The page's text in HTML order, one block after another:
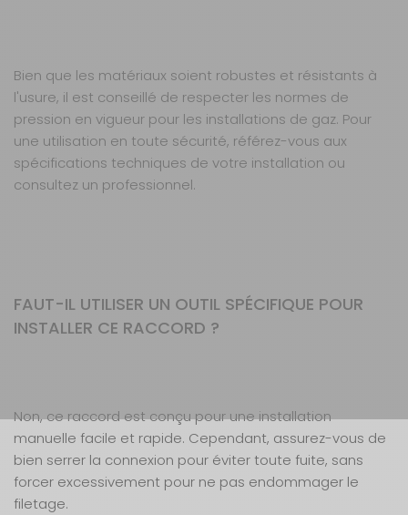
Bien que les matériaux soient robustes et résistants à
l'usure, il est conseillé de respecter les normes de
pression en vigueur pour les installations de gaz. Pour
une utilisation en toute sécurité, référez-vous aux
spécifications techniques de votre installation ou
consultez un professionnel.
FAUT-IL UTILISER UN OUTIL SPÉCIFIQUE POUR
INSTALLER CE RACCORD ?
Non, ce raccord est conçu pour une installation
manuelle facile et rapide. Cependant, assurez-vous de
bien serrer la connexion pour éviter toute fuite, sans
forcer excessivement pour ne pas endommager le
filetage.